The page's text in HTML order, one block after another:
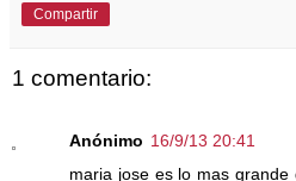
Compartir
1 comentario:
Anónimo 16/9/13 20:41
maria jose es lo mas